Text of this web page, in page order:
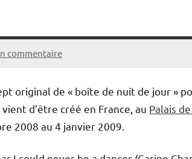
commentaire
original de « boîte de nuit de jour »
vient d’être créé en France, au Palais
2008 au 4 janvier 2009.